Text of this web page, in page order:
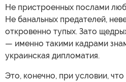
Не пристроенных послами
Не банальных предателей,
откровенно тупых. Зато
— именно такими кадрами
украинская дипломатия.
Это, конечно, при условии,